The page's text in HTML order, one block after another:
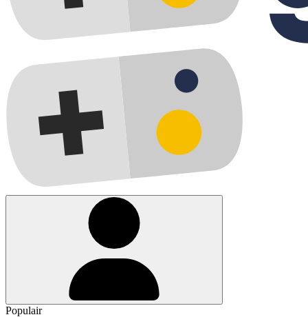
Populair